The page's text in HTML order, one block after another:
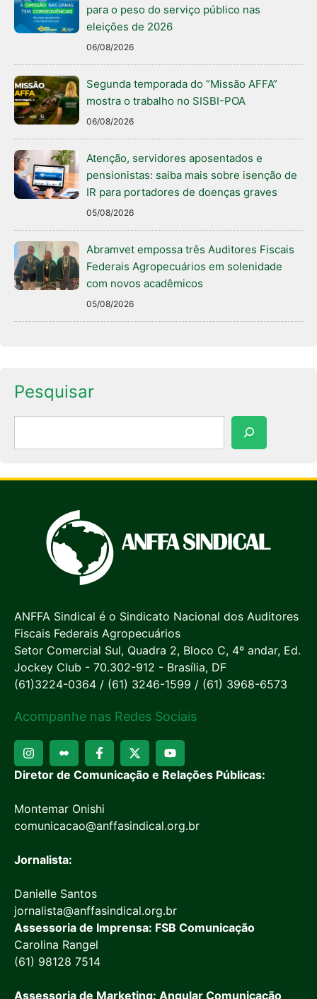
para o peso do serviço público nas
eleições de 2026
06/08/2026
Segunda temporada do “Missão AFFA”
mostra o trabalho no SISBI-POA
06/08/2026
Atenção, servidores aposentados e
pensionistas: saiba mais sobre isenção de
IR para portadores de doenças graves
05/08/2026
Abramvet empossa três Auditores Fiscais
Federais Agropecuários em solenidade
com novos acadêmicos
05/08/2026
Pesquisar
ANFFA Sindical é o Sindicato Nacional dos Auditores
Fiscais Federais Agropecuários
Setor Comercial Sul, Quadra 2, Bloco C, 4º andar, Ed.
Jockey Club - 70.302-912 - Brasília, DF
(61)3224-0364 / (61) 3246-1599 / (61) 3968-6573
Acompanhe nas Redes Sociais
Diretor de Comunicação e Relações Públicas:
Montemar Onishi
comunicacao@anffasindical.org.br
Jornalista:
Danielle Santos
jornalista@anffasindical.org.br
Assessoria de Imprensa: FSB Comunicação
Carolina Rangel
(61) 98128 7514
Assessoria de Marketing: Angular Comunicação